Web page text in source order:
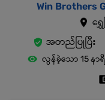
Win Brothers
ရွှ
အတည်ပြုပြီး
လွန်ခဲ့သော 15 န